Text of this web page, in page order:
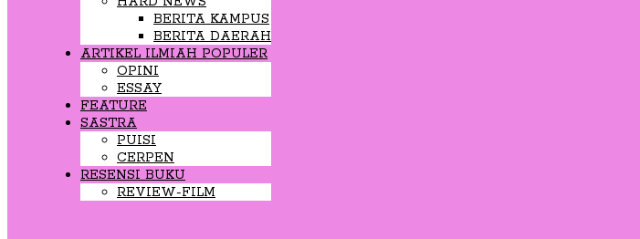
BERITA KAMPUS
BERITA DAERAH
ARTIKEL ILMIAH POPULER
OPINI
ESSAY
FEATURE
SASTRA
PUISI
CERPEN
RESENSI BUKU
REVIEW-FILM